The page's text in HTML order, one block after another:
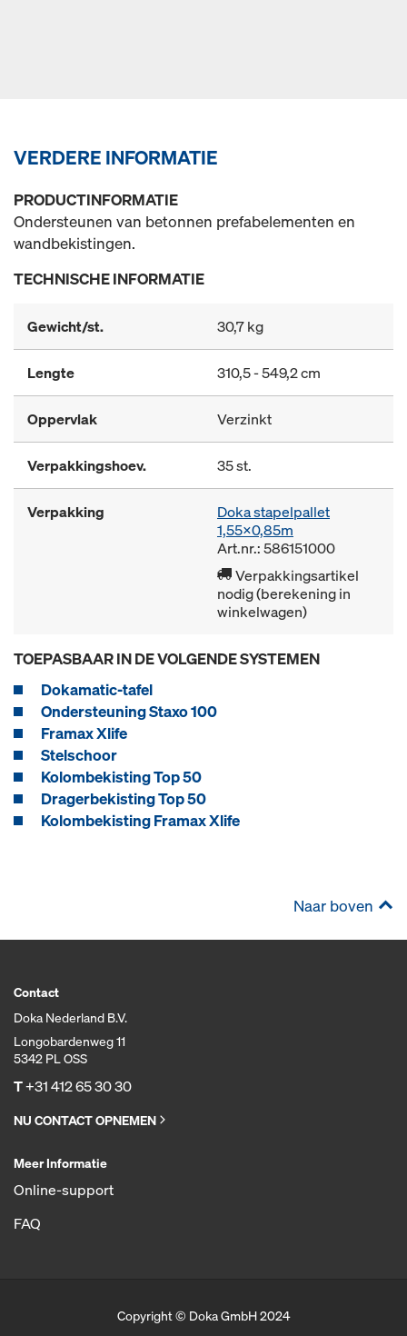
VERDERE INFORMATIE
PRODUCTINFORMATIE
Ondersteunen van betonnen prefabelementen en
wandbekistingen.
TECHNISCHE INFORMATIE
Gewicht/st. 30,7 kg
Lengte 310,5 - 549,2 cm
Oppervlak Verzinkt
Verpakkingshoev. 35 st.
Verpakking
Doka stapelpallet
1,55x0,85m
Art.nr.: 586151000
Verpakkingsartikel
nodig (berekening in
winkelwagen)
TOEPASBAAR IN DE VOLGENDE SYSTEMEN
Dokamatic-tafel
Ondersteuning Staxo 100
Framax Xlife
Stelschoor
Kolombekisting Top 50
Dragerbekisting Top 50
Kolombekisting Framax Xlife
Naar boven
Contact
Doka Nederland B.V.
Longobardenweg 11
5342 PL OSS
T+31 412 65 30 30
NU CONTACT OPNEMEN
Meer Informatie
Online-support
FAQ
Copyright © Doka GmbH 2024